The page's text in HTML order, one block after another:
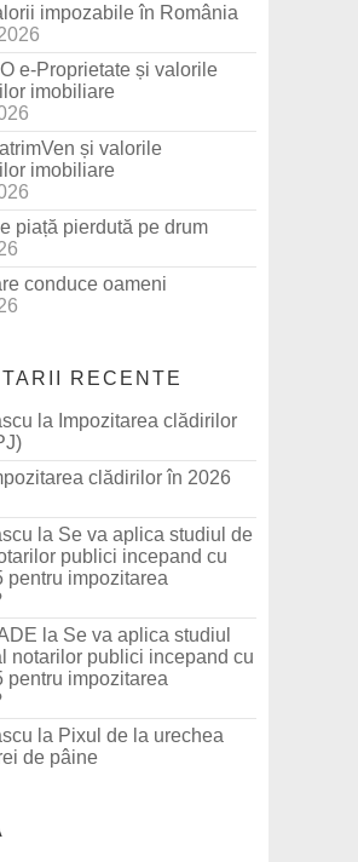
impozabile în România
e-Proprietate și valorile
imobiliare
și valorile
imobiliare
piață pierdută pe drum
conduce oameni
RECENTE
la Impozitarea clădirilor
clădirilor în 2026
la Se va aplica studiul de
publici incepand cu
pentru impozitarea
la Se va aplica studiul
notarilor publici incepand cu
pentru impozitarea
la Pixul de la urechea
de pâine